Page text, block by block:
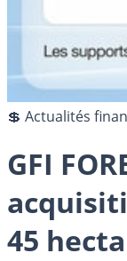
💲 Actualités
GFI
45